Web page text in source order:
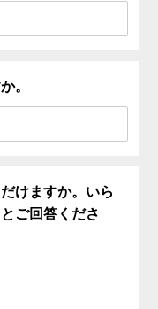
。
けますか。いら
ご回答くださ